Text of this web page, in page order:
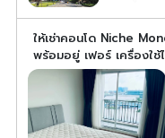
ให้เช่าคอนโด Niche
พร้อมอยู่ เฟอร์ เครื่องใช้